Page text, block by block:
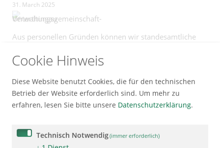
31. March 2025
Aus personellen Gründen können wir standesamtliche
Wohnsitz in den Gemeinden Görisried, Kraftisried und
Cookie Hinweis
Diese Website benutzt Cookies, die für den technischen
Betrieb der Website erforderlich sind. Um mehr zu
erfahren, lesen Sie bitte unsere Datenschutzerklärung.
Technisch Notwendig(immer erforderlich)